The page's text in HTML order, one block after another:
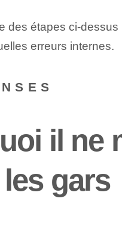
des étapes ci-
erreurs internes.
il ne
gars